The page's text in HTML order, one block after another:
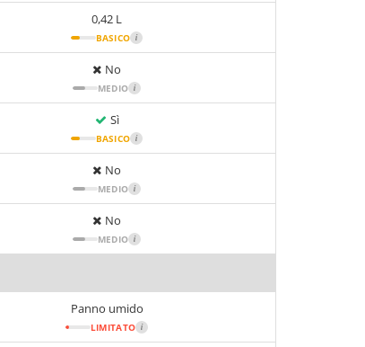
0,42 L
BASICO i
No
MEDIO i
Sì
BASICO i
No
MEDIO i
No
MEDIO i
Panno umido
LIMITATO i